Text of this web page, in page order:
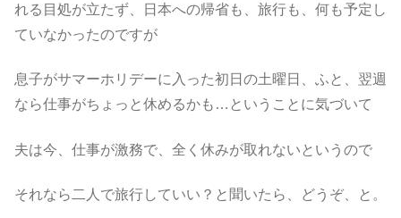
れる目処が立たず、日本への帰省も、旅行も、何も予定し
ていなかったのですが
息子がサマーホリデーに入った初日の土曜日、ふと、翌週
なら仕事がちょっと休めるかも…ということに気づいて
夫は今、仕事が激務で、全く休みが取れないというので
それなら二人で旅行していい？と聞いたら、どうぞ、と。